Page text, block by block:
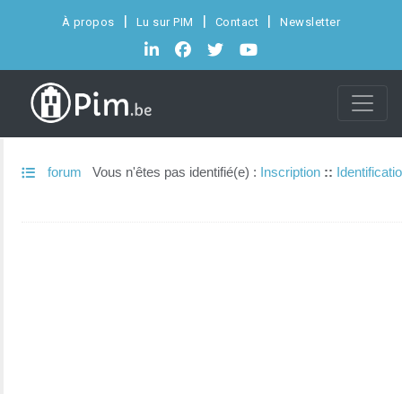
À propos Lu sur PIM Contact Newsletter
forum Vous n'êtes pas identifié(e) : Inscription ::